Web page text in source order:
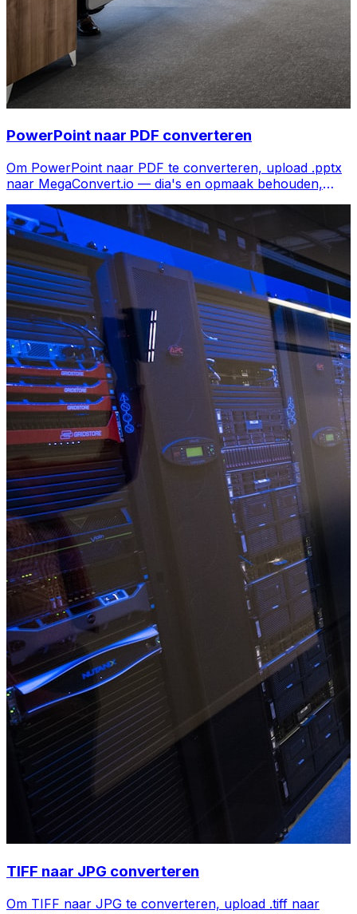
PowerPoint naar PDF converteren
Om PowerPoint naar PDF te converteren, upload .pptx
naar MegaConvert.io — dia's en opmaak behouden,
TIFF naar JPG converteren
Om TIFF naar JPG te converteren, upload .tiff naar